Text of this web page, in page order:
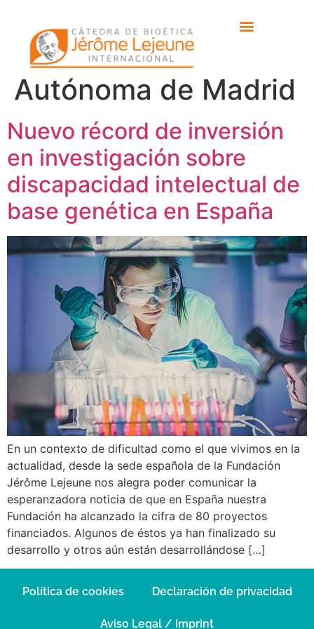
Etiqueta:
Universidad
Autónoma de Madrid
Nuevo récord de inversión
en investigación sobre
discapacidad intelectual de
base genética en España
En un contexto de dificultad como el que vivimos en la
actualidad, desde la sede española de la Fundación
Jérôme Lejeune nos alegra poder comunicar la
esperanzadora noticia de que en España nuestra
Fundación ha alcanzado la cifra de 80 proyectos
financiados. Algunos de éstos ya han finalizado su
desarrollo y otros aún están desarrollándose […]
Política de cookies Declaración de privacidad
Aviso Legal / Imprint